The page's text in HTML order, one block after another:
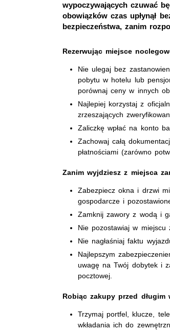
wypoczywających czuwać
obowiązków czas upłynął
bezpieczeństwa, zanim
Rezerwując miejsce
Nie ulegaj bez
pobytu w hotelu lub
porównaj ceny w innych
Najlepiej korzystaj z
zrzeszających
Zaliczkę wpłać na konto
Zachowaj całą
płatnościami (zarówno
Zanim wyjdziesz z miejsca
Zabezpiecz okna i drzwi
gospodarcze i
Zamknij zawory z wodą i
Nie pozostawiaj w miejscu
Nie nagłaśniaj faktu
Najlepszym
uwagę na Twój dobytek i
pocztowej.
Robiąc zakupy przed długim
Trzymaj portfel, klucze,
wkładania ich do